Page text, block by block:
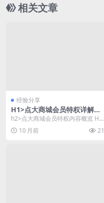
相关文章
经验分享
H1>点大商城会员特权详解：
值得开通吗
h2>点大商城会员特权内容概览 H2
>1. 专属优惠券与折扣 H3&...
10 月前 21